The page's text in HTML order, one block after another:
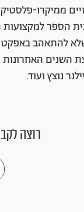
ממיקרו-
הספר למקצועות
להתאהב באפקט
השנים האחרונות
נוצץ ועוד.
רוצה